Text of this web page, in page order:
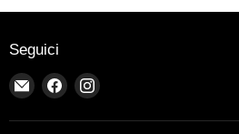
Seguici
Email
Bike-
store-
Trovaci
Facebook
Trovaci
Instagram